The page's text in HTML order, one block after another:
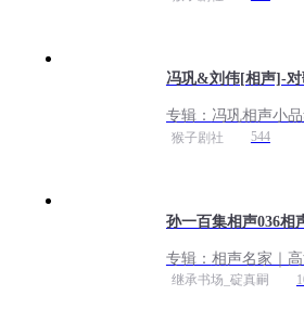
冯巩&刘伟[相声]-对
专辑： 冯巩相声小
重现
猴子剧社 544
孙一百集相声036相
专辑： 相声名家｜
继承书场_碇真嗣